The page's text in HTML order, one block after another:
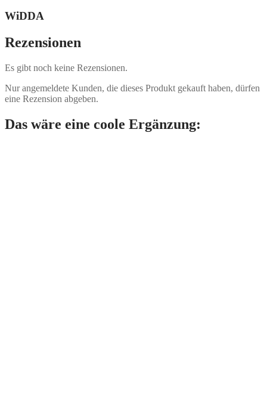
WiDDA
Rezensionen
Es gibt noch keine Rezensionen.
Nur angemeldete Kunden, die dieses Produkt gekauft haben, dürfen
eine Rezension abgeben.
Das wäre eine coole Ergänzung: